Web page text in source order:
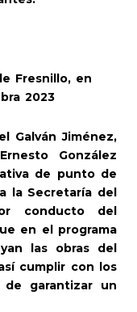
Fresnillo, en
2023
Galván Jiménez,
González
de punto de
la Secretaría del
conducto del
en el programa
las obras del
cumplir con los
de garantizar un